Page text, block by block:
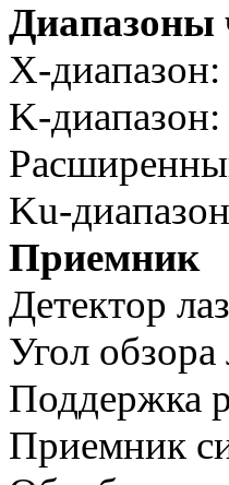
Диапазоны
Х-
K-
Ku-
Приемник
Детектор
Угол обзора
Поддержка
Приемник